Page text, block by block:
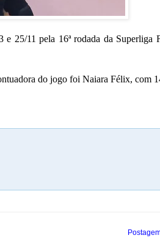
25/11 pela 16ª rodada da Superliga
do jogo foi Naiara Félix, com